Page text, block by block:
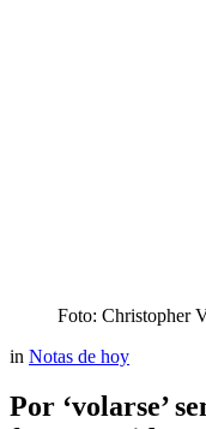
Foto: Christopher
in Notas de hoy
Por ‘volarse’